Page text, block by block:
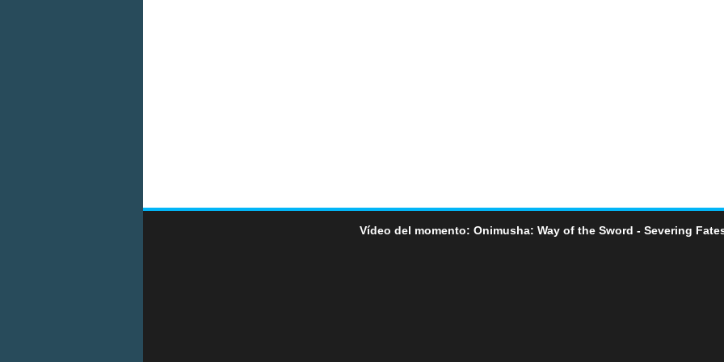
Vídeo del momento: Onimusha: Way of the Sword - Severing